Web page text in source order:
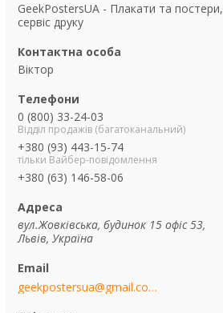
GeekPostersUA - Плакати та постери,
сервіс друку
Віктор
0 (800) 33-24-03
Відділ продажів (багатоканальний)
+380 (93) 443-15-74
тільки Вайбер-повідомлення
+380 (63) 146-58-06
вул.Жовківська, будинок 15 офіс 53,
Львів, Україна
geekpostersua@gmail.com